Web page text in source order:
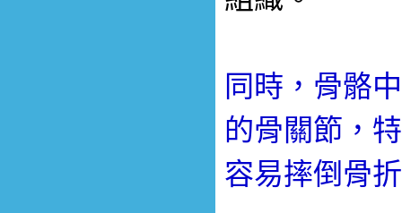
同時，骨骼
的骨關節，
容易摔倒骨